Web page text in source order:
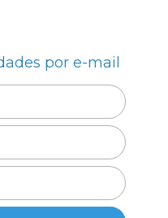
por e-mail